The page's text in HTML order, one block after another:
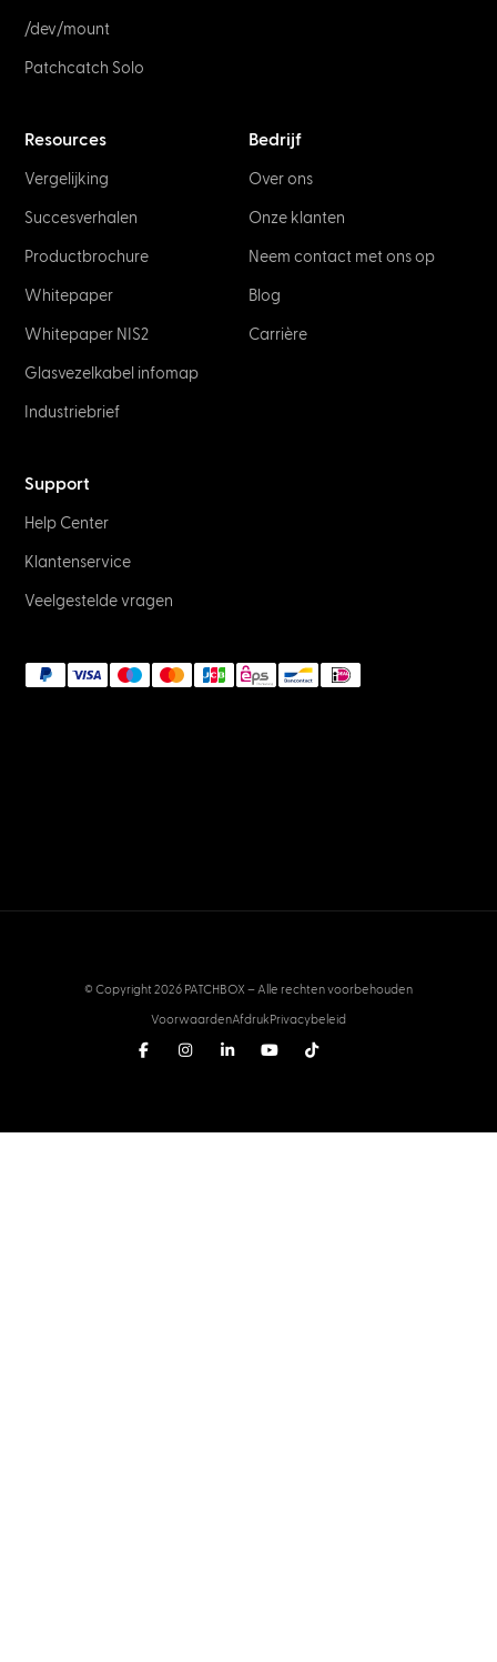
/dev/mount
Patchcatch Solo
Resources
Vergelijking
Succesverhalen
Productbrochure
Whitepaper
Whitepaper NIS2
Glasvezelkabel infomap
Industriebrief
Bedrijf
Over ons
Onze klanten
Neem contact met ons op
Blog
Carrière
Support
Help Center
Klantenservice
Veelgestelde vragen
© Copyright 2026 PATCHBOX – Alle rechten voorbehouden
VoorwaardenAfdrukPrivacybeleid